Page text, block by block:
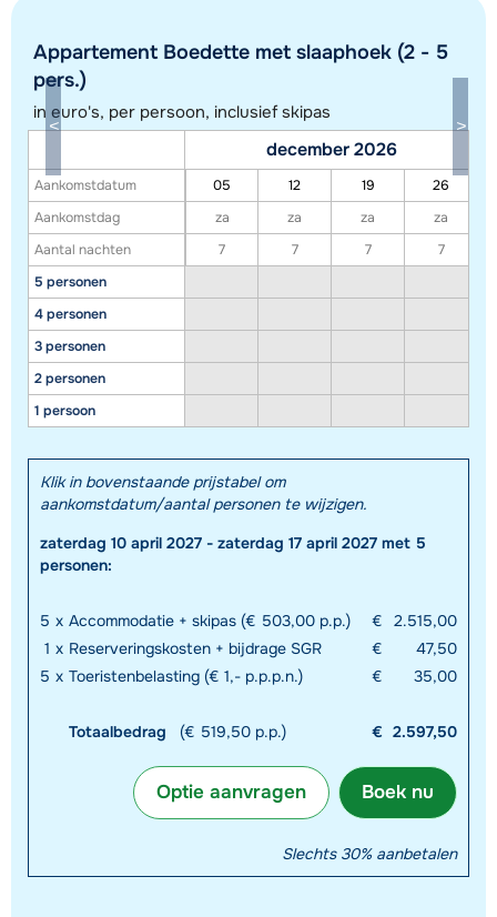
Toon alle accommodaties in dit gebied
Deze kaart geeft een indicatie van de ligging van onze accommodaties. De
exacte locatie kan enigszins afwijken.
Appartement Boedette met slaaphoek (2 - 5
pers.)
in euro's, per persoon, inclusief skipas
Aankomstdatum
Aankomstdag
Aantal nachten
5 personen
4 personen
3 personen
2 personen
1 persoon
december 2026
05 12 19
26
za
za za
za
7
7 7 7
Klik in bovenstaande prijstabel om
aankomstdatum/aantal personen te wijzigen.
zaterdag 10 april 2027 - zaterdag 17 april 2027 met 5
personen:
5 x Accommodatie + skipas (€ 503,00 p.p.) €
2.515,00
1 x Reserveringskosten + bijdrage SGR €
47,50
5 x Toeristenbelasting (€ 1,- p.p.p.n.) € 35,00
Totaalbedrag (€ 519,50 p.p.) € 2.597,50
Boek nu
Optie aanvragen
Slechts 30% aanbetalen